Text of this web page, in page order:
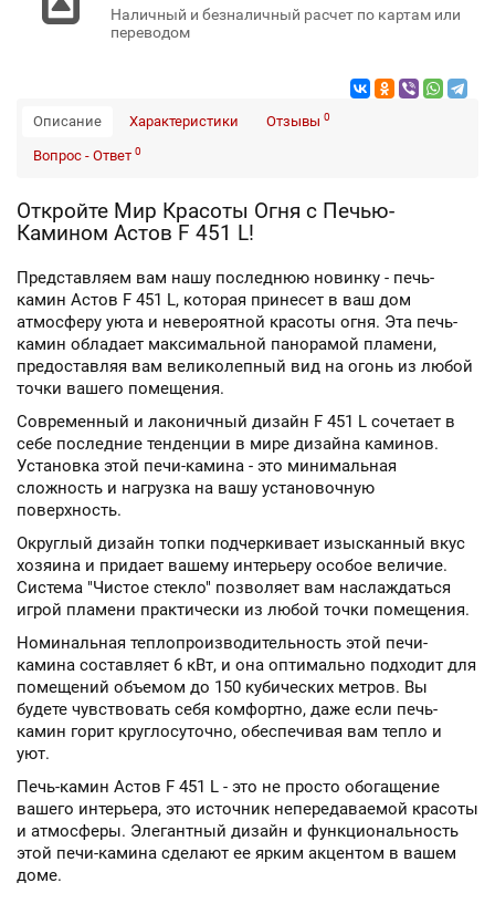
Наличный и безналичный расчет по картам или
переводом
Описание Характеристики Отзывы 0
Вопрос - Ответ 0
Откройте Мир Красоты Огня с Печью-
Камином Астов F 451 L!
Представляем вам нашу последнюю новинку - печь-
камин Астов F 451 L, которая принесет в ваш дом
атмосферу уюта и невероятной красоты огня. Эта печь-
камин обладает максимальной панорамой пламени,
предоставляя вам великолепный вид на огонь из любой
точки вашего помещения.
Современный и лаконичный дизайн F 451 L сочетает в
себе последние тенденции в мире дизайна каминов.
Установка этой печи-камина - это минимальная
сложность и нагрузка на вашу установочную
поверхность.
Округлый дизайн топки подчеркивает изысканный вкус
хозяина и придает вашему интерьеру особое величие.
Система "Чистое стекло" позволяет вам наслаждаться
игрой пламени практически из любой точки помещения.
Номинальная теплопроизводительность этой печи-
камина составляет 6 кВт, и она оптимально подходит для
помещений объемом до 150 кубических метров. Вы
будете чувствовать себя комфортно, даже если печь-
камин горит круглосуточно, обеспечивая вам тепло и
уют.
Печь-камин Астов F 451 L - это не просто обогащение
вашего интерьера, это источник непередаваемой красоты
и атмосферы. Элегантный дизайн и функциональность
этой печи-камина сделают ее ярким акцентом в вашем
доме.